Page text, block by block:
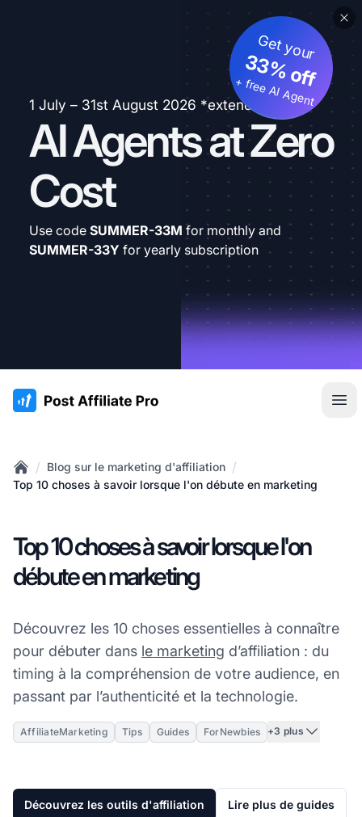
1 July – 31st August 2026 *extended
AI Agents at Zero
Cost
Get your
33% off
+ free AI Agent
Use code SUMMER-33M for monthly and
SUMMER-33Y for yearly subscription
:site.title
Home
/ Blog sur le marketing d'affiliation /
Top 10 choses à savoir lorsque l'on débute en marketing
Top 10 choses à savoir lorsque l'on
débute en marketing
Découvrez les 10 choses essentielles à connaître
pour débuter dans le marketing d’affiliation : du
timing à la compréhension de votre audience, en
passant par l’authenticité et la technologie.
AffiliateMarketing Tips Guides ForNewbies +3 plus
Découvrez les outils d'affiliation Lire plus de guides